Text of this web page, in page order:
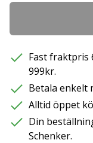
Fast fraktpris
999kr.
Betala enkelt
Alltid öppet
Din
Schenker.